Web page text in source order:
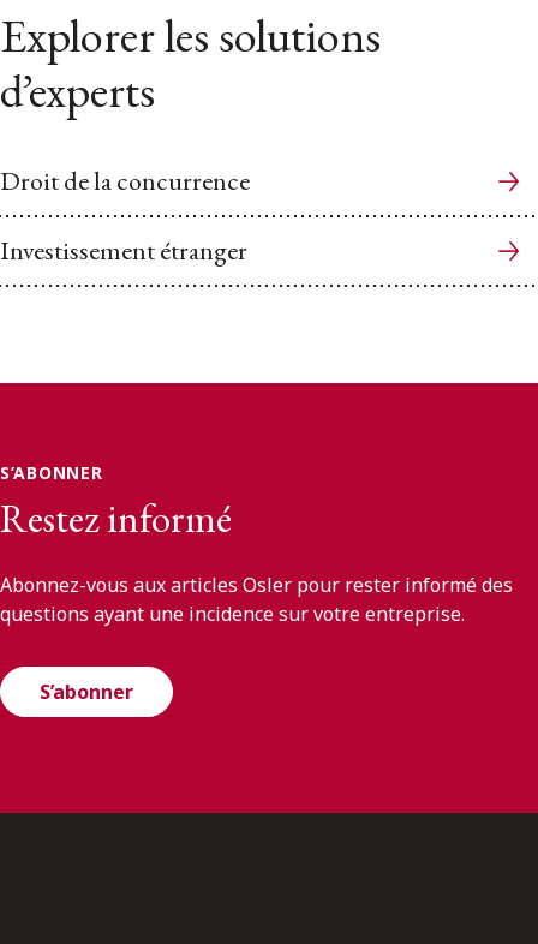
Explorer les solutions
d’experts
Droit de la concurrence
Investissement étranger
S’ABONNER
Restez informé
Abonnez-vous aux articles Osler pour rester informé des
questions ayant une incidence sur votre entreprise.
S’abonner